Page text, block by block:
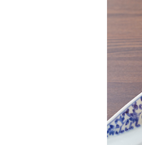
かつお節